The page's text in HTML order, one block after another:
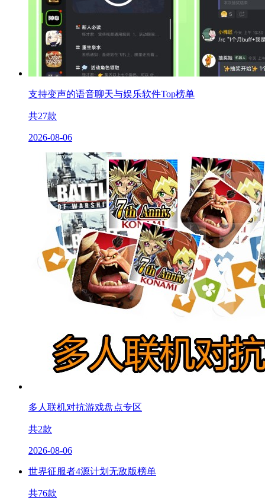
支持变声的语音聊天与娱乐软件Top榜单
共27款
2026-08-06
多人联机对抗游戏盘点专区
共2款
2026-08-06
世界征服者4源计划无敌版榜单
共76款